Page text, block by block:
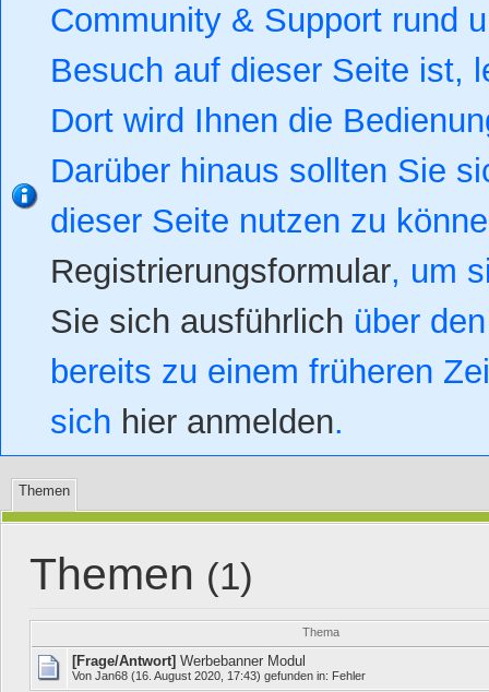
Community & Support rund
Besuch auf dieser Seite ist,
Dort wird Ihnen die
Darüber hinaus sollten Sie
dieser Seite nutzen zu
Registrierungsformular, um
Sie sich ausführlich über
bereits zu einem früheren
sich hier anmelden.
Themen
Themen (1)
Thema
[Frage/Antwort] Werbebanner Modul
Von Jan68 (16. August 2020, 17:43) gefunden in: Fehler